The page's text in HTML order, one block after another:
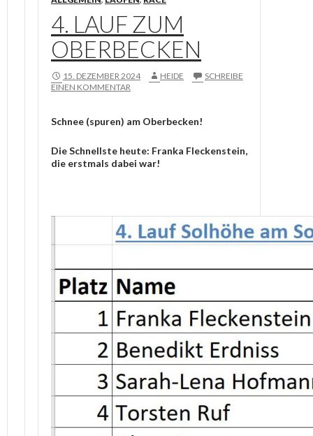
4. LAUF ZUM
OBERBECKEN
15. DEZEMBER 2024 HEIDE
SCHREIBE
EINEN KOMMENTAR
Schnee (spuren) am Oberbecken!
Die Schnellste heute: Franka Fleckenstein,
die erstmals dabei war!